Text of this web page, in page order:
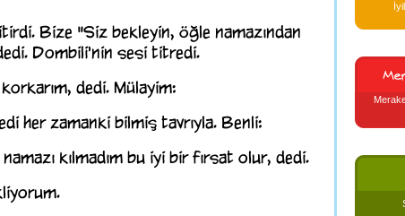
Bize "Siz bekleyin, öğle namazından
Dombili'nin sesi titredi.
dedi. Mülayim:
her zamanki bilmiş tavrıyla. Benli:
kılmadım bu iyi bir fırsat olur, dedi.